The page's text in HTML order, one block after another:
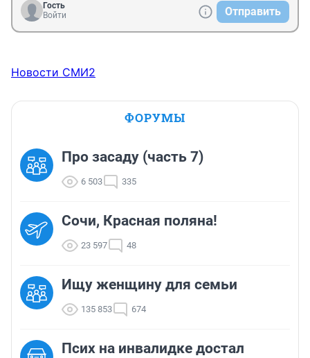
Гость
Войти
Отправить
Новости СМИ2
ФОРУМЫ
Про засаду (часть 7)
6 503 335
Сочи, Красная поляна!
23 597 48
Ищу женщину для семьи
135 853 674
Псих на инвалидке достал